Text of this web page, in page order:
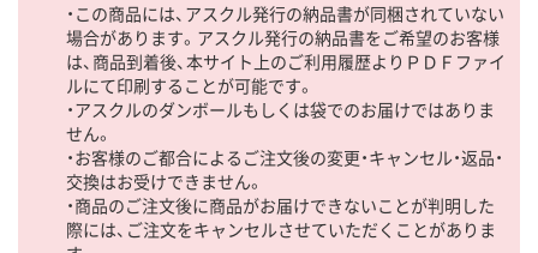
・この商品には、アスクル発行の納品書が同梱されていない
場合があります。アスクル発行の納品書をご希望のお客様
は、商品到着後、本サイト上のご利用履歴よりＰＤＦファイ
ルにて印刷することが可能です。
・アスクルのダンボールもしくは袋でのお届けではありま
せん。
・お客様のご都合によるご注文後の変更・キャンセル・返品・
交換はお受けできません。
・商品のご注文後に商品がお届けできないことが判明した
際には、ご注文をキャンセルさせていただくことがありま